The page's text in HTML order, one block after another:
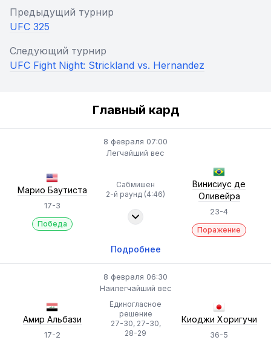
Предыдущий турнир
UFC 325
Следующий турнир
UFC Fight Night: Strickland vs. Hernandez
Главный кард
8 февраля 07:00
Легчайший вес
Марио Баутиста
17-3
Победа
Сабмишен
2-й раунд (4:46)
Винисиус де
Оливейра
23-4
Поражение
Подробнее
8 февраля 06:30
Наилегчайший вес
Амир Альбази
17-2
Единогласное
решение
27-30, 27-30,
28-29
Киоджи Хоригучи
36-5